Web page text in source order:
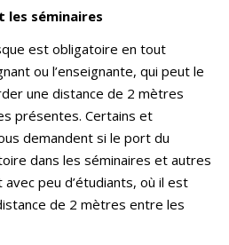
les séminaires
est obligatoire en tout
ou l’enseignante, qui peut le
une distance de 2 mètres
présentes. Certains et
demandent si le port du
dans les séminaires et autres
peu d’étudiants, où il est
de 2 mètres entre les